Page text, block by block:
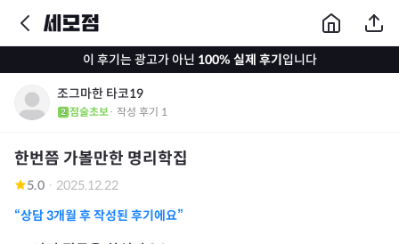
이 후기는 광고가 아닌 100% 실제 후기입니다
조그마한 타코19
점술초보· 작성 후기 1
한번쯤 가볼만한 명리학집
5.0 · 2025.12.22
“상담3개월 후 작성된 후기에요”